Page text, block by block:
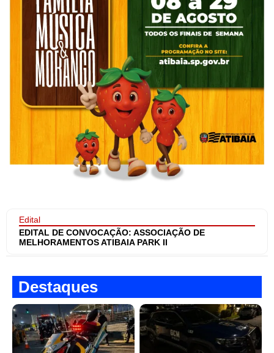
Edital
EDITAL DE CONVOCAÇÃO: ASSOCIAÇÃO DE
MELHORAMENTOS ATIBAIA PARK II
Destaques